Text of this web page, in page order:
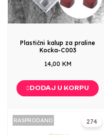
Plastični kalup za praline
Kocka-C003
14,00 KM
DODAJ U KORPU
274
RASPRODANO